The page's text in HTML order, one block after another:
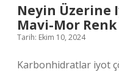
Neyin Üzerine
Mavi-Mor Renk
Tarih: Ekim 10, 2024
Karbonhidratlar iyot